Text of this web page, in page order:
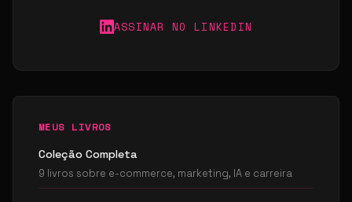
ASSINAR NO LINKEDIN
MEUS LIVROS
Coleção Completa
9 livros sobre e-commerce, marketing, IA e carreira